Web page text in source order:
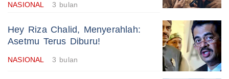
NASIONAL 3 bulan
Hey Riza Chalid, Menyerahlah:
Asetmu Terus Diburu!
NASIONAL 3 bulan